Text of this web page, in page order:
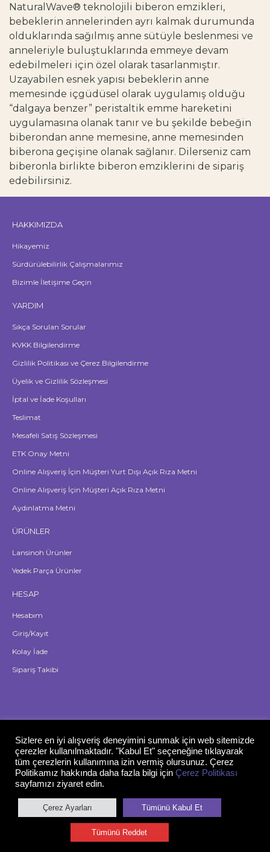
NaturalWave® teknolojili biberon emzikleri,
bebeklerin annelerinden ayrı kalmak durumunda
olduklarında sağılmış anne sütüyle beslenmesi ve
anneleriyle buluştuklarında emmeye devam
edebilmeleri için özel olarak tasarlanmıştır.
Uzayabilen esnek yapısı bebeklerin anne
memesinde içgüdüsel olarak uygulamış olduğu
“dalgaya benzer” peristaltik emme hareketini
uygulamasına olanak tanır ve bu şekilde bebeğin
biberondan anne memesine, anne memesinden
biberona geçişine olanak sağlanır. Dilerseniz cam
biberonla birlikte biberon emziklerini de sipariş
edebilirsiniz.
HAKKIMIZDA
Hikayemiz
Sürdürülebilirlik Çalışmalarımız
Bizimle İletişime Geçin
YARDIM
Sıkça Sorulan Sorular
KVKK Bilgilendirme
Gizlilik Politikası ve Çerez Bilgilendirme
Üyelik ve Gizlilik Sözleşmesi
İptal ve İade Koşulları
Teslimat
Mesafeli Satış Sözleşmesi
ETK Onay Metni
Online Alışveriş İçin Müşteri Yurt Dışı Açık Rıza Metni
Online Alışveriş İçin Müşteri Açık Rıza Metni
Aydınlatma Metni
ÜRÜNLER
Lansinoh Ürünler
Yedek Parça Ürünler
HESAP
Hesabım
Giriş/Kayıt
Kolay İade
Sipariş Takibi
Gizlilik Politikası
© 2026 Lansinoh Türkiye
Sizlere en iyi alışveriş deneyimini sunmak için web sitemizde
çerezler kullanılmaktadır. "Kabul Et" seçeneğine tıklayarak
tüm çerezlerin kullanımına izin vermiş olursunuz. Çerez
Politikamız hakkında daha fazla bilgi için Çerez Politikası
sayfamızı ziyaret edin.
Çerez Ayarları Tümünü Kabul Et
Tümünü Reddet